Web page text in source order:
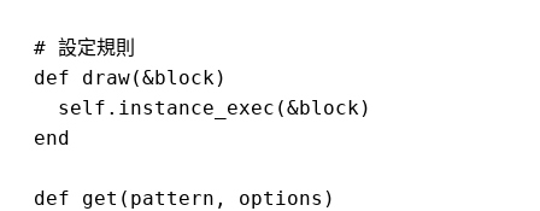
  # 設定規則
  def draw(&block)
    self.instance_exec(&block)
  end
  def get(pattern, options)